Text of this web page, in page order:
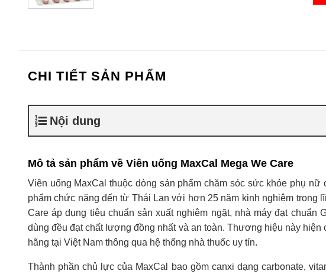
CHI TIẾT SẢN PHẨM
Nội dung
Mô tả sản phẩm về Viên uống MaxCal Mega We Care
Viên uống MaxCal thuộc dòng sản phẩm chăm sóc sức khỏe phụ
phẩm chức năng đến từ Thái Lan với hơn 25 năm kinh nghiệm trong
Care áp dụng tiêu chuẩn sản xuất nghiêm ngặt, nhà máy đạt
dùng đều đạt chất lượng đồng nhất và an toàn. Thương hiệu này
hãng tại Việt Nam thông qua hệ thống nhà thuốc uy tín.
Thành phần chủ lực của MaxCal bao gồm canxi dạng carbonate,